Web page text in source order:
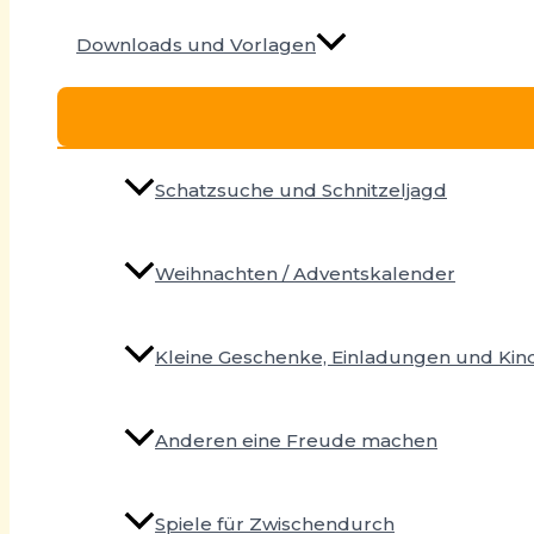
Downloads und Vorlagen
Schatzsuche und Schnitzeljagd
Weihnachten / Adventskalender
Kleine Geschenke, Einladungen und
Anderen eine Freude machen
Spiele für Zwischendurch